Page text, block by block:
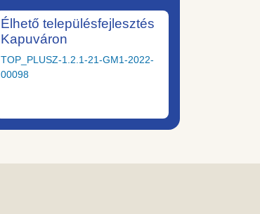
Élhető településfejlesztés
Kapuváron
TOP_PLUSZ-1.2.1-21-GM1-2022-
00098